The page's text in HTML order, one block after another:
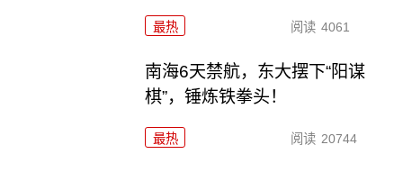
最热 阅读 4061
南海6天禁航，东大摆下“阳谋
棋”，锤炼铁拳头！
最热 阅读 20744